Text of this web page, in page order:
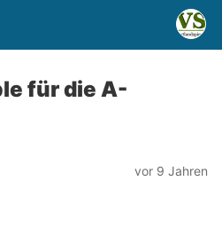
für die A-
vor 9 Jahren